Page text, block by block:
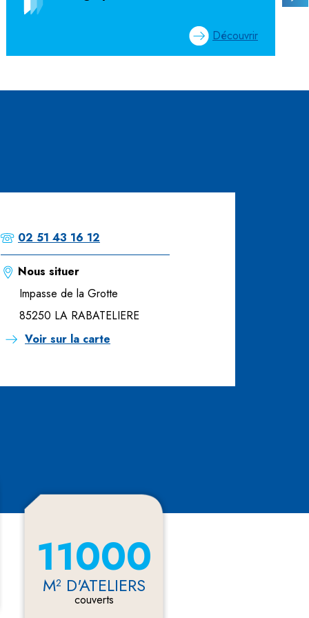
Découvrir
02 51 43 16 12
Nous situer
Impasse de la Grotte
85250 LA RABATELIERE
Voir sur la carte
11000
M² D'ATELIERS
couverts